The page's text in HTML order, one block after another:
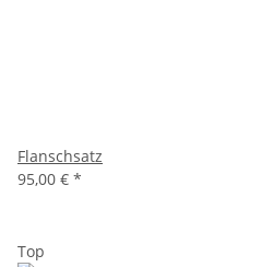
Flanschsatz
95,00 € *
Top